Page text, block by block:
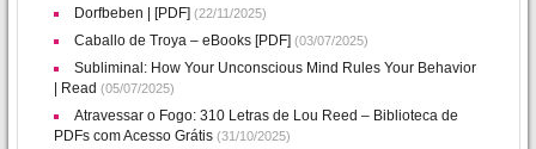
Dorfbeben | [PDF] (22/11/2025)
Caballo de Troya – eBooks [PDF] (03/07/2025)
Subliminal: How Your Unconscious Mind Rules Your Behavior
| Read (05/07/2025)
Atravessar o Fogo: 310 Letras de Lou Reed – Biblioteca de
PDFs com Acesso Grátis (31/10/2025)